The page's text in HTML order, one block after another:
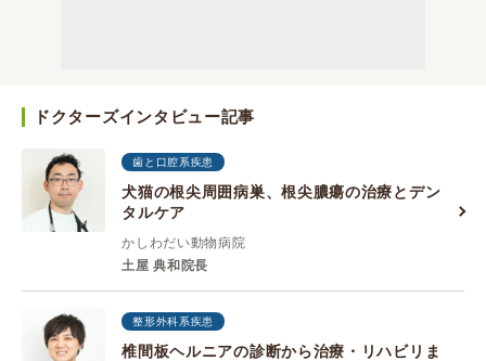
ドクターズインタビュー記事
歯と口腔系疾患
犬猫の根尖周囲病巣、根尖膿瘍の治療とデン
タルケア
かしわだい動物病院
土屋 典和院長
整形外科系疾患
椎間板ヘルニアの診断から治療・リハビリま